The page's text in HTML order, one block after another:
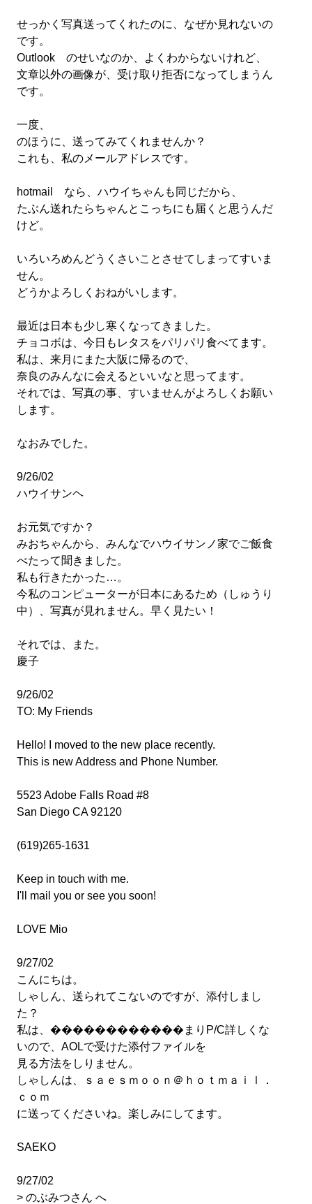
せっかく写真送ってくれたのに、なぜか見れないの
です。
Outlook のせいなのか、よくわからないけれど、
文章以外の画像が、受け取り拒否になってしまうん
です。
一度、
のほうに、送ってみてくれませんか？
これも、私のメールアドレスです。
hotmail なら、ハウイちゃんも同じだから、
たぶん送れたらちゃんとこっちにも届くと思うんだ
けど。
いろいろめんどうくさいことさせてしまってすいま
せん。
どうかよろしくおねがいします。
最近は日本も少し寒くなってきました。
チョコボは、今日もレタスをパリパリ食べてます。
私は、来月にまた大阪に帰るので、
奈良のみんなに会えるといいなと思ってます。
それでは、写真の事、すいませんがよろしくお願い
します。
なおみでした。
9/26/02
ハウイサンヘ
お元気ですか？
みおちゃんから、みんなでハウイサンノ家でご飯食
べたって聞きました。
私も行きたかった…。
今私のコンピューターが日本にあるため（しゅうり
中）、写真が見れません。早く見たい！
それでは、また。
慶子
9/26/02
TO: My Friends
Hello! I moved to the new place recently.
This is new Address and Phone Number.
5523 Adobe Falls Road #8
San Diego CA 92120
(619)265-1631
Keep in touch with me.
I'll mail you or see you soon!
LOVE Mio
9/27/02
こんにちは。
しゃしん、送られてこないのですが、添付しまし
た？
私は、������������まりP/C詳しくな
いので、AOLで受けた添付ファイルを
見る方法をしりません。
しゃしんは、ｓａｅｓｍｏｏｎ＠ｈｏｔｍａｉｌ．
ｃｏｍ
に送ってくださいね。楽しみにしてます。
SAEKO
9/27/02
> のぶみつさん へ